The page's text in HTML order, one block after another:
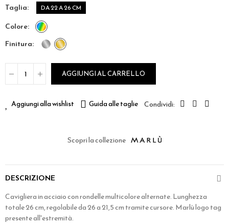
taglia DA 22 A 26 CM
colore
finitura
AGGIUNGI AL CARRELLO
Aggiungi alla wishlist Guida alle taglie
Scopri la collezione
DESCRIZIONE
Cavigliera in acciaio con rondelle multicolore alternate. Lunghezza
totale 26 cm, regolabile da 26 a 21,5 cm tramite cursore. Marlù logo tag
presente all'estremità.